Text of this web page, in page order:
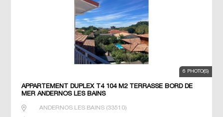
6 PHOTO(S)
APPARTEMENT DUPLEX T4 104 M2 TERRASSE BORD DE
MER ANDERNOS LES BAINS
ANDERNOS LES BAINS(33510)